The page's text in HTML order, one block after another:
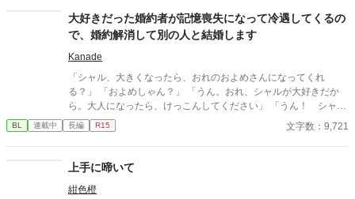
たと知る。 「戻ってきてくれ」 今さら必死に追いかけてくる玲
司。 だが湊の隣には、自分を支え続けてくれた医師のα・神崎伊
織がいた。 「あなたは俺を捨てたでしょう」 後悔に苦しむα、執
着する第二のα、そして希少Ωを巡る陰謀。 もう二度と傷つきた
くないΩが最後に選ぶ相手とは――。 捨てた側の後悔と執着が加
速する、すれ違いオメガバースBL。
大好きだった婚約者が記憶喪失になって冷遇してくるの
で、婚約解消して別の人と結婚します
Kanade
「シャル、大きくなったら、おれのおよめさんになってくれ
る？」 「およめしゃん？」 「うん。おれ、シャルが大好きだか
ら。大人になったら、けっこんしてください」 「うん！ シャル
もリュシーしゃま、だいしゅき！ およめしゃん、なる！」 ✩
✩ ✩ 幼き日に交わした『約束』。二人が正式に婚約したの
から三年。リュシオンが事故により記憶喪失になったことで、全
てが狂っていく――。 ――――――――――― ✻男しかいな
い、αとΩしかいない世界観なので、女性やβといった概念は出て
BL 連載中 長編 R15 文字数：9,721
上手に啼いて
紺色橙